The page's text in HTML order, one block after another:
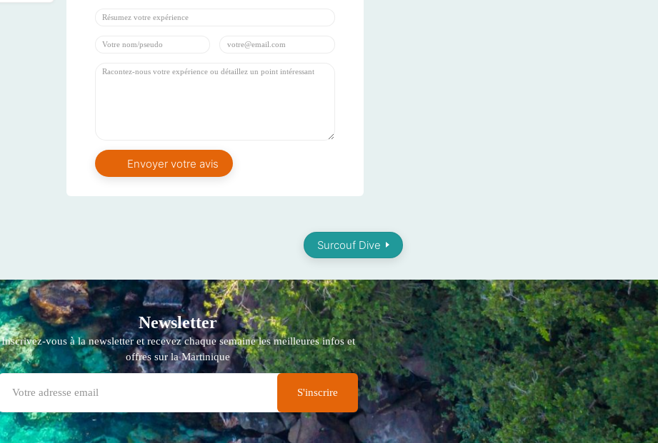
Surcouf Dive
Newsletter
Inscrivez-vous à la newsletter et recevez chaque semaine les meilleures infos et
offres sur la Martinique